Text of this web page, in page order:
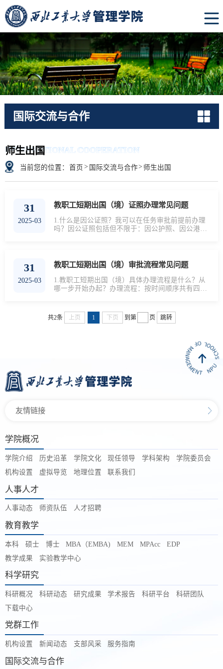
国际交流与合作
师生出国
INTERNATIONAL COOPERATION
当前您的位置： 首页 > 国际交流与合作> 师生出国
31
2025-03
教职工短期出国（境）证照办理常见问题
1.什么是因公证照？我可以在任务审批前提前办理
吗？因公证照包括但不限于：因公护照、因公港澳
家领导人以及外交人员；我校在职在岗教职工可申
办的因公护照为“公务普通护照”， 有效期一般为5
年。港澳通行证：我校在职在岗教职工可申办的因
公通行证为因公往来香港澳门特别行政区通行
31
2025-03
教职工短期出国（境）审批流程常见问题
1.教职工短期出国（境）具体办理流程是什么？从
哪一步开始办起？办理流程：按时间顺序共有四个
https://mp.weixin.qq.com/s/tzDCgyb9hcy8MnLNMTQicw
办理时限：为避免耽误行程，请至少提前一个半月
访日期临近国家法定节假日、寒暑假及出访目的国
共2条 上页 1 下页 到第 页 跳转
友情链接
学院概况
学院介绍 历史沿革 学院文化 现任领导 学科架构
学院委员会
机构设置
虚拟导览 地理位置 联系我们
人事人才
人事动态 师资队伍 人才招聘
教育教学
本科 硕士 博士 MBA（EMBA) MEM MPAcc
EDP
教学成果
实验教学中心
科学研究
科研概况 科研动态 研究成果 学术报告 科研平台
科研团队
下载中心
党群工作
机构设置 新闻动态 支部风采 服务指南
国际交流与合作